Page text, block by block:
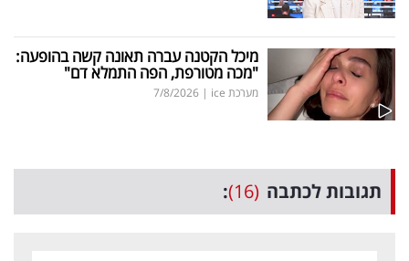
מיכל הקטנה עברה תאונה קשה בהופעה:
"מכה מטורפת, הפה התמלא דם"
מערכת ice |
7/8/2026
תגובות לכתבה (16)
: